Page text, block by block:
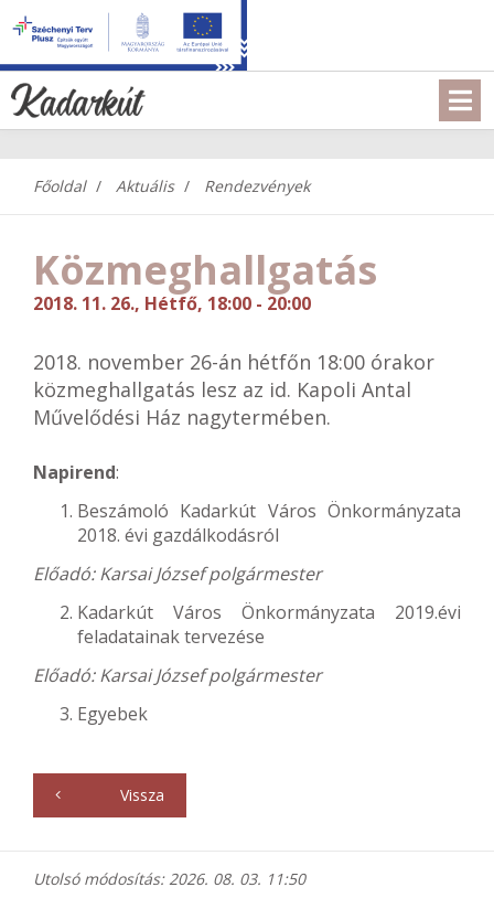
Főoldal Aktuális Rendezvények
Közmeghallgatás
2018. 11. 26., Hétfő, 18:00 - 20:00
2018. november 26-án hétfőn 18:00 órakor
közmeghallgatás lesz az id. Kapoli Antal
Művelődési Ház nagytermében.
Napirend:
Beszámoló Kadarkút Város Önkormányzata
2018. évi gazdálkodásról
Előadó: Karsai József polgármester
Kadarkút Város Önkormányzata 2019.évi
feladatainak tervezése
Előadó: Karsai József polgármester
Egyebek
Vissza
Utolsó módosítás: 2026. 08. 03. 11:50